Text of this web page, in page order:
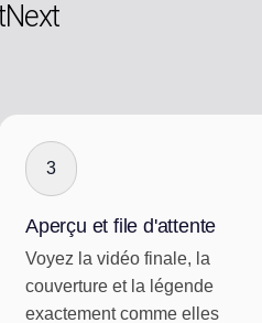
3
Aperçu et file d'attente
Voyez la vidéo finale, la
couverture et la légende
exactement comme elles